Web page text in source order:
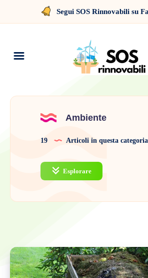
Segui SOS Rinnovabili su
Ambiente
19 Articoli in questa categoria
Esplorare